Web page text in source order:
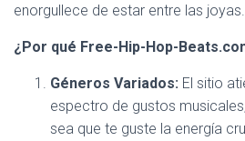
enorgullece de estar entre las joyas.
¿Por qué Free-Hip-Hop-
Géneros Variados: El sitio
espectro de gustos
sea que te guste la energía